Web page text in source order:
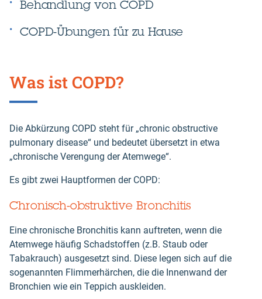
Behandlung von COPD
COPD-Übungen für zu Hause
Was ist COPD?
Die Abkürzung COPD steht für „chronic obstructive
pulmonary disease“ und bedeutet übersetzt in etwa
„chronische Verengung der Atemwege“.
Es gibt zwei Hauptformen der COPD:
Chronisch-obstruktive Bronchitis
Eine chronische Bronchitis kann auftreten, wenn die
Atemwege häufig Schadstoffen (z.B. Staub oder
Tabakrauch) ausgesetzt sind. Diese legen sich auf die
sogenannten Flimmerhärchen, die die Innenwand der
Bronchien wie ein Teppich auskleiden.